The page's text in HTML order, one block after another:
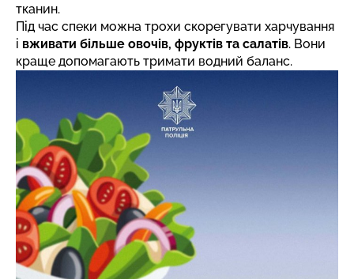
тканин.
Під час спеки можна трохи скорегувати харчування
і вживати більше овочів, фруктів та салатів. Вони
краще допомагають тримати водний баланс.